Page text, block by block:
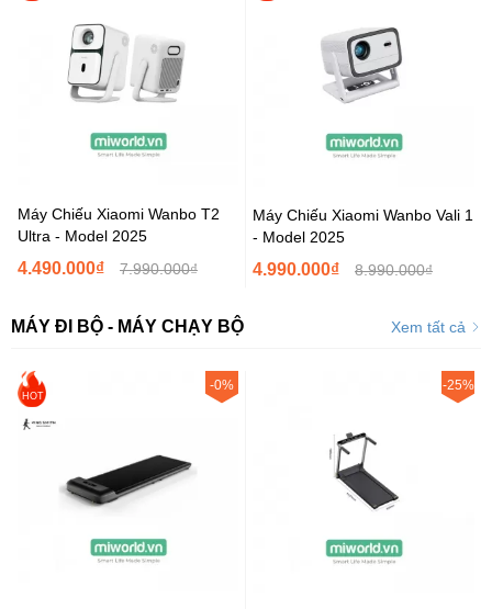
Máy Chiếu Xiaomi Wanbo T2
Ultra - Model 2025
4.490.000₫ 7.990.000₫
Máy Chiếu Xiaomi Wanbo Vali 1
- Model 2025
4.990.000₫ 8.990.000₫
MÁY ĐI BỘ - MÁY CHẠY BỘ Xem tất cả
HOT
-0% -25%